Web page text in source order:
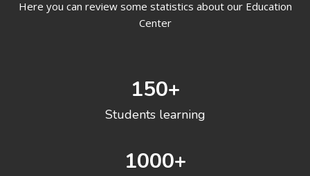
Here you can review some statistics about our Education
Center
150+
Students learning
1000+